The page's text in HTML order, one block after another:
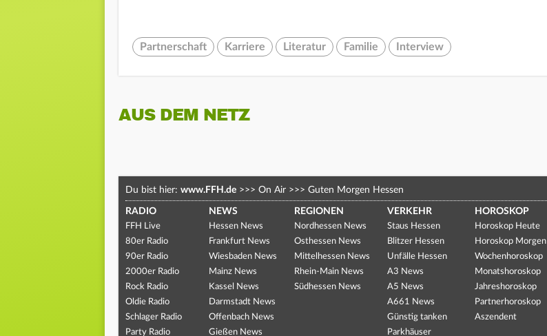
Partnerschaft Karriere Literatur Familie Interview
AUS DEM NETZ
Du bist hier: www.FFH.de >>> On Air >>> Guten Morgen Hessen
RADIO
FFH Live
80er Radio
90er Radio
2000er Radio
Rock Radio
Oldie Radio
Schlager Radio
Party Radio
NEWS
Hessen News
Frankfurt News
Wiesbaden News
Mainz News
Kassel News
Darmstadt News
Offenbach News
Gießen News
REGIONEN
Nordhessen News
Osthessen News
Mittelhessen News
Rhein-Main News
Südhessen News
VERKEHR
Staus Hessen
Blitzer Hessen
Unfälle Hessen
A3 News
A5 News
A661 News
Günstig tanken
Parkhäuser
HOROSKOP
Horoskop Heute
Horoskop Morgen
Wochenhoroskop
Monatshoroskop
Jahreshoroskop
Partnerhoroskop
Aszendent